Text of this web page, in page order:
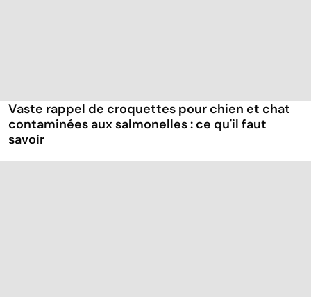
Vaste rappel de croquettes pour chien et chat
contaminées aux salmonelles : ce qu'il faut
savoir